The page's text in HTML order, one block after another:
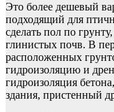
Это более дешевый
подходящий для
сделать пол по
глинистых почв. В
расположенных
гидроизоляцию и
гидроизоляция
здания, пристенный